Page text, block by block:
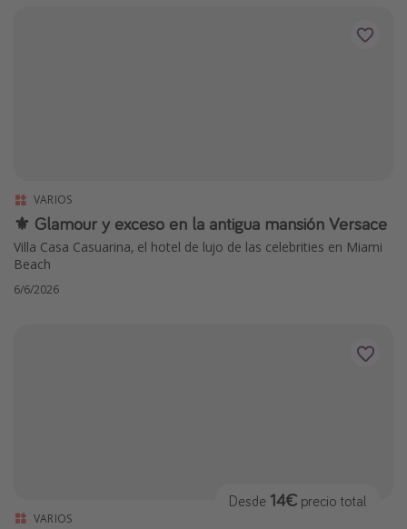
VARIOS
⚜️ Glamour y exceso en la antigua mansión Versace
Villa Casa Casuarina, el hotel de lujo de las celebrities en Miami
Beach
6/6/2026
VARIOS
Desde 14€ precio total